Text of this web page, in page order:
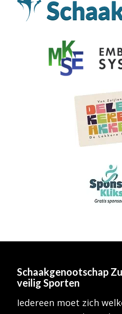
Schaakgenootschap
veilig Sporten
Iedereen moet zich